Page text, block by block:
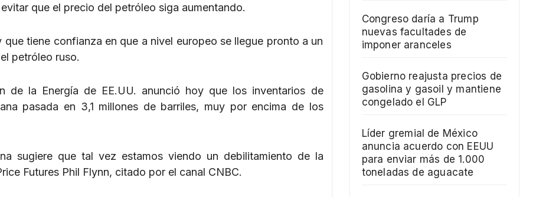
que el precio del petróleo siga aumentando.
tiene confianza en que a nivel europeo se llegue pronto a un
petróleo ruso.
de la Energía de EE.UU. anunció hoy que los inventarios de
pasada en 3,1 millones de barriles, muy por encima de los
sugiere que tal vez estamos viendo un debilitamiento de la
Futures Phil Flynn, citado por el canal CNBC.
Congreso daría a Trump
nuevas facultades de
imponer aranceles
Gobierno reajusta precios de
gasolina y gasoil y mantiene
congelado el GLP
Líder gremial de México
anuncia acuerdo con EEUU
para enviar más de 1.000
toneladas de aguacate